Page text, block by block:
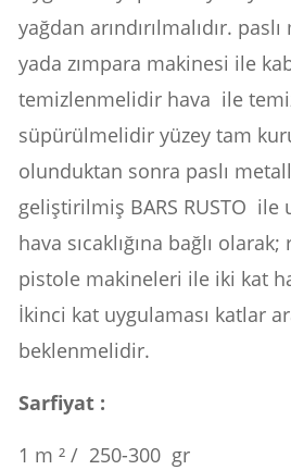
yağdan arındırılmalıdır.
yada zımpara makinesi ile
temizlenmelidir hava ile
süpürülmelidir yüzey tam
olunduktan sonra paslı
geliştirilmiş BARS RUSTO ile
hava sıcaklığına bağlı
pistole makineleri ile iki kat
İkinci kat uygulaması katlar
beklenmelidir.
Sarfiyat :
1 m ² / 250-300 gr